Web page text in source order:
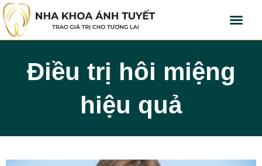
Điều trị hôi miệng
hiệu quả